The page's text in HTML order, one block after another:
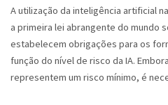
A utilização da inteligência artificial
a primeira lei abrangente do mundo
estabelecem obrigações para os
função do nível de risco da IA.
representem um risco mínimo, é